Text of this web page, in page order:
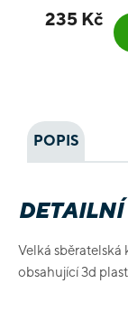
235 Kč
POPIS
Velká sběratelská
obsahující 3d